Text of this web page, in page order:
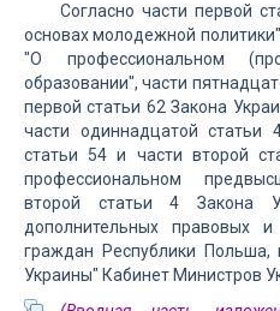
Согласно части первой
основах молодежной
"О профессиональном
образовании", части
первой статьи 62 Закона
части одиннадцатой статьи
статьи 54 и части второй
профессиональном
второй статьи 4 Закона
дополнительных правовых
граждан Республики Польша,
Украины" Кабинет Министров